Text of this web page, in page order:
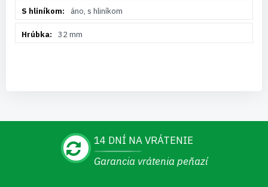
áno, s hliníkom
32 mm
14 DNÍ NA VRÁTENIE
Garancia vrátenia peňazí